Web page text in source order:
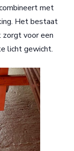
met
Het bestaat
zorgt voor een
licht gewicht.